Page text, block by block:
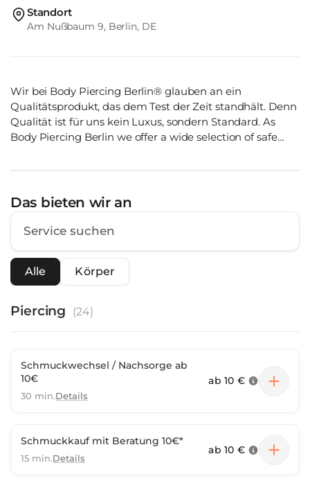
Standort
Am Nußbaum 9, Berlin, DE
Wir bei Body Piercing Berlin® glauben an ein
Qualitätsprodukt, das dem Test der Zeit standhält. Denn
Qualität ist für uns kein Luxus, sondern Standard. As
Body Piercing Berlin we offer a wide selection of safe
Das bieten wir an
Alle Körper
Piercing (24)
Schmuckwechsel / Nachsorge ab
10€
30 min.Details
ab 10 €
Schmuckkauf mit Beratung 10€*
15 min.Details
ab 10 €